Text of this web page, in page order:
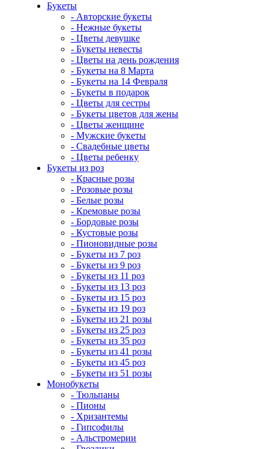
Букеты
- Авторские букеты
- Нежные букеты
- Цветы девушке
- Букеты невесты
- Цветы на день рождения
- Букеты на 8 Марта
- Букеты на 14 Февраля
- Букеты в подарок
- Цветы для сестры
- Букеты цветов для жены
- Цветы женщине
- Мужские букеты
- Свадебные цветы
- Цветы ребенку
Букеты из роз
- Красные розы
- Розовые розы
- Белые розы
- Кремовые розы
- Бордовые розы
- Кустовые розы
- Пионовидные розы
- Букеты из 7 роз
- Букеты из 9 роз
- Букеты из 11 роз
- Букеты из 13 роз
- Букеты из 15 роз
- Букеты из 19 роз
- Букеты из 21 розы
- Букеты из 25 роз
- Букеты из 35 роз
- Букеты из 41 розы
- Букеты из 45 роз
- Букеты из 51 розы
Монобукеты
- Тюльпаны
- Пионы
- Хризантемы
- Гипсофилы
- Альстромерии